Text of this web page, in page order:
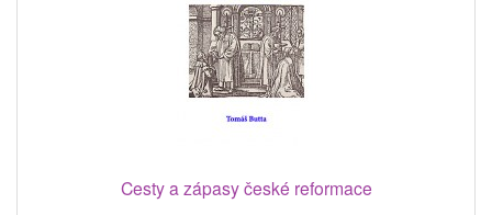
Cesty a zápasy české reformace